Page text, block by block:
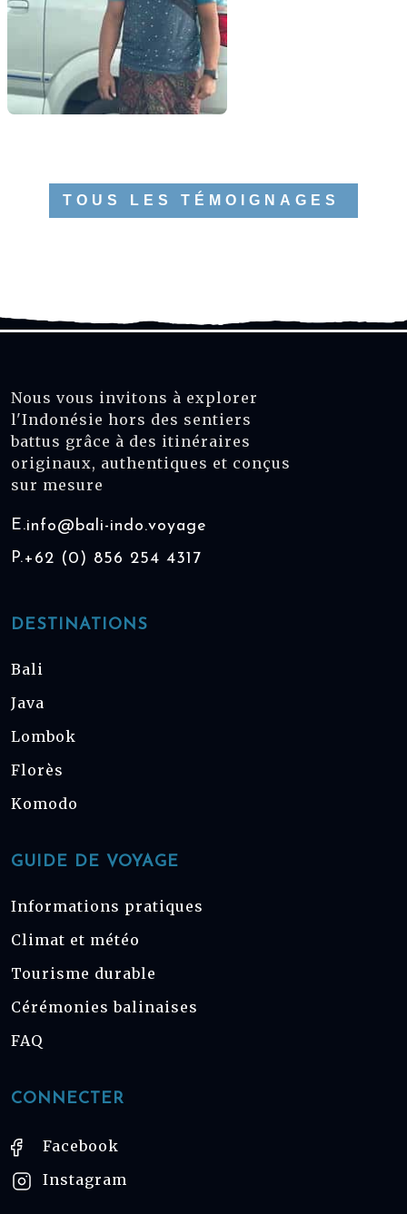
TOUS LES TÉMOIGNAGES
Nous vous invitons à explorer
l'Indonésie hors des sentiers
battus grâce à des itinéraires
originaux, authentiques et conçus
sur mesure
E.info@bali-indo.voyage
P.+62 (0) 856 254 4317
DESTINATIONS
Bali
Java
Lombok
Florès
Komodo
GUIDE DE VOYAGE
Informations pratiques
Climat et météo
Tourisme durable
Cérémonies balinaises
FAQ
CONNECTER
Facebook
Instagram